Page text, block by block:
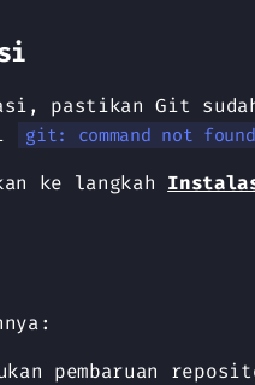
pastikan Git
git: command not found
ke langkah
pembaruan